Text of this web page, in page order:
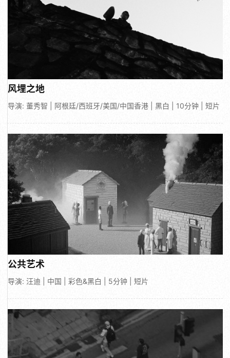
风埋之地
导演: 董秀智 | 阿根廷/西班牙/美国/中国香港 | 黑白 | 10分钟 | 短片
公共艺术
导演: 汪迪 | 中国 | 彩色&黑白 | 5分钟 | 短片